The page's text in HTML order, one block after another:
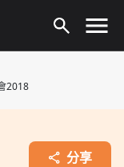
2018
分享